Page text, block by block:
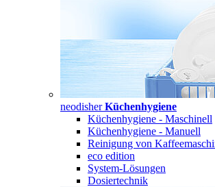
neodisherKüchenhygiene
Küchenhygiene - Maschinell
Küchenhygiene - Manuell
Reinigung von
eco edition
System-Lösungen
Dosiertechnik